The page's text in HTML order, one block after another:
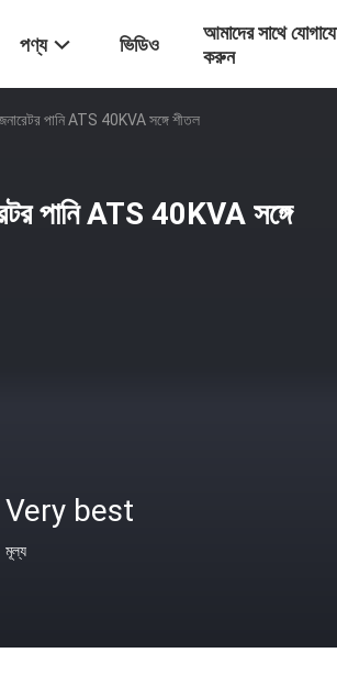
পণ্য ভিডিও
আমাদের সাথে
করুন
পানি ATS 40KVA সঙ্গে শীতল
পানি ATS 40KVA সঙ্গে
Very best
মূল্য